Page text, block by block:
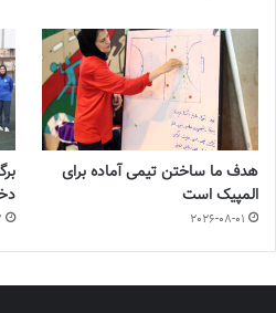
هدف ما ساختن تیمی آماده برای
المپیک است
2026-08-01